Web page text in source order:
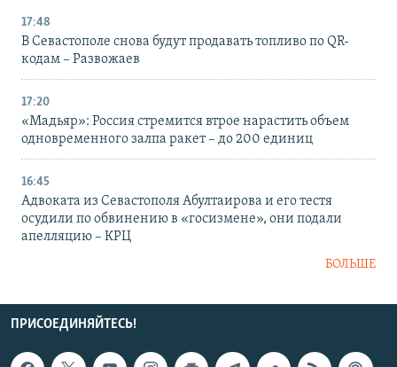
17:48
В Севастополе снова будут продавать топливо по QR-
кодам – Развожаев
17:20
«Мадьяр»: Россия стремится втрое нарастить объем
одновременного залпа ракет – до 200 единиц
16:45
Адвоката из Севастополя Абултаирова и его тестя
осудили по обвинению в «госизмене», они подали
апелляцию – КРЦ
БОЛЬШЕ
ПРИСОЕДИНЯЙТЕСЬ!